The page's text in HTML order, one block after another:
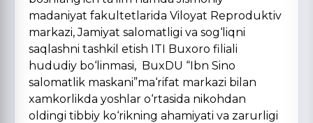
madaniyat fakultetlarida Viloyat Reproduktiv
markazi, Jamiyat salomatligi va sog‘liqni
saqlashni tashkil etish ITI Buxoro filiali
hududiy bo‘linmasi, BuxDU “Ibn Sino
salomatlik maskani”ma‘rifat markazi bilan
xamkorlikda yoshlar o‘rtasida nikohdan
oldingi tibbiy ko‘rikning ahamiyati va zarurligi